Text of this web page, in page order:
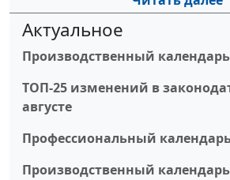
Актуальное
Производственный календарь
ТОП-25 изменений в
августе
Профессиональный
Производственный календарь